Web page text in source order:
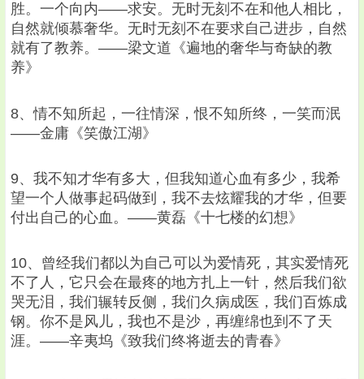
胜。一个向内——求安。无时无刻不在和他人相比，
自然就倾慕奢华。无时无刻不在要求自己进步，自然
就有了教养。——梁文道《遍地的奢华与奇缺的教
养》
8、情不知所起，一往情深，恨不知所终，一笑而泯
——金庸《笑傲江湖》
9、我不知才华有多大，但我知道心血有多少，我希
望一个人做事起码做到，我不去炫耀我的才华，但要
付出自己的心血。——黄磊《十七楼的幻想》
10、曾经我们都以为自己可以为爱情死，其实爱情死
不了人，它只会在最疼的地方扎上一针，然后我们欲
哭无泪，我们辗转反侧，我们久病成医，我们百炼成
钢。你不是风儿，我也不是沙，再缠绵也到不了天
涯。——辛夷坞《致我们终将逝去的青春》